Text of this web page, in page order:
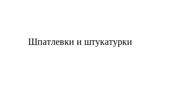
Шпатлевки и штукатурки